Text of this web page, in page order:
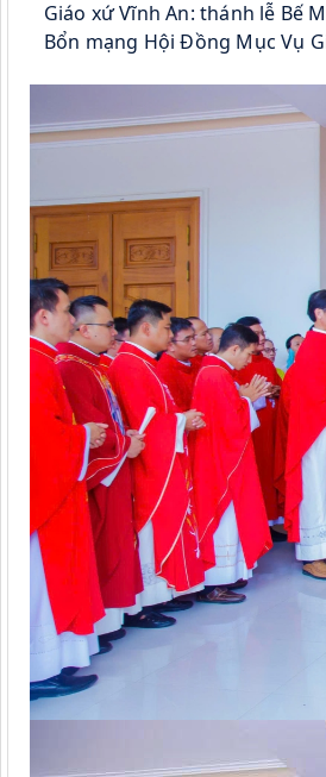
Giáo xứ Vĩnh An: thánh lễ Bế
Bổn mạng Hội Đồng Mục Vụ